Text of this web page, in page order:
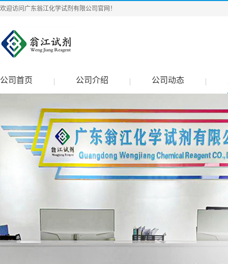
欢迎访问广东翁江化学试剂有限公司官网！
公司首页 公司介绍 公司动态